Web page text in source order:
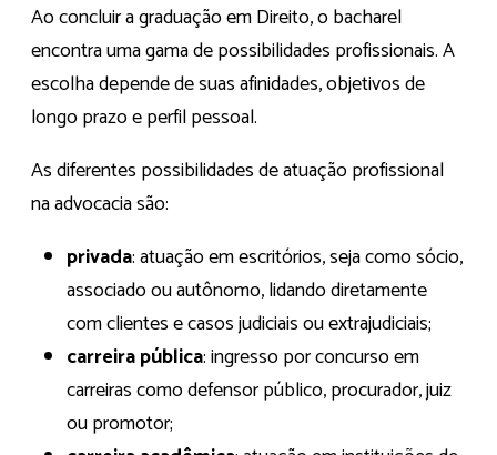
Ao concluir a graduação em Direito, o bacharel
encontra uma gama de possibilidades profissionais. A
escolha depende de suas afinidades, objetivos de
longo prazo e perfil pessoal.
As diferentes possibilidades de atuação profissional
na advocacia são:
privada: atuação em escritórios, seja como sócio,
associado ou autônomo, lidando diretamente
com clientes e casos judiciais ou extrajudiciais;
carreira pública: ingresso por concurso em
carreiras como defensor público, procurador, juiz
ou promotor;